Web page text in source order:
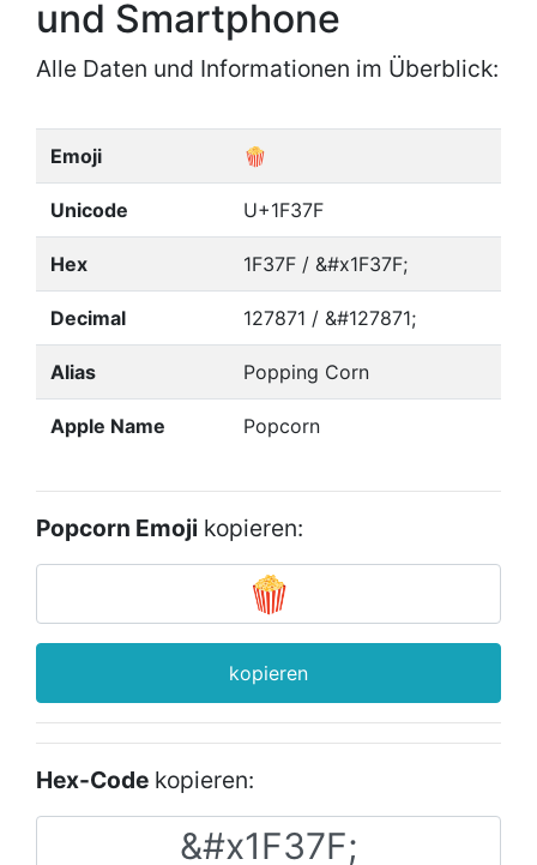
und Smartphone
Alle Daten und Informationen im Überblick:
Emoji 🍿
Unicode U+1F37F
Hex 1F37F / &#x1F37F;
Decimal 127871 / &#127871;
Alias Popping Corn
Apple Name Popcorn
Popcorn Emoji kopieren:
kopieren
Hex-Code kopieren: